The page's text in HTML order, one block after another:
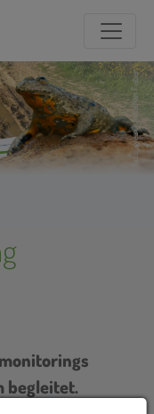
Foto: igreen/Jonathan Fieber
begleitet.